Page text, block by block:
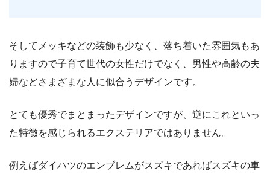
そしてメッキなどの装飾も少なく、落ち着いた雰囲気もあ
りますので子育て世代の女性だけでなく、男性や高齢の夫
婦などさまざまな人に似合うデザインです。
とても優秀でまとまったデザインですが、逆にこれといっ
た特徴を感じられるエクステリアではありません。
例えばダイハツのエンブレムがスズキであればスズキの車